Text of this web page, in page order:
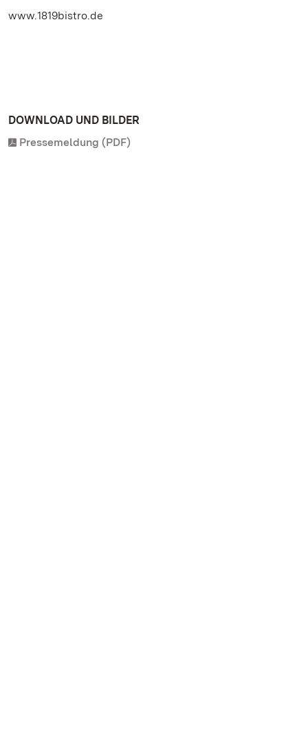
www.1819bistro.de
DOWNLOAD UND BILDER
Pressemeldung (PDF)